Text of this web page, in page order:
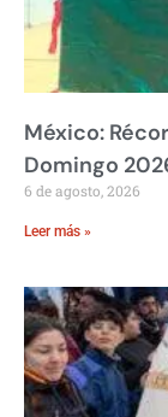
México:
Domingo
6 de agosto, 2026
Leer más »